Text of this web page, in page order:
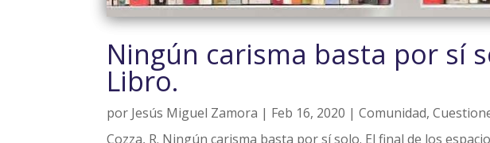
Ningún carisma basta por sí
Libro.
por Jesús Miguel Zamora | Feb 16, 2020 |Comunidad,
Cozza, R. Ningún carisma basta por sí solo. El final de los